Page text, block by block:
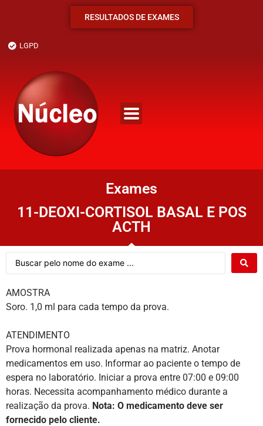
RESULTADOS DE EXAMES
LGPD
Exames
11-DEOXI-CORTISOL BASAL E POS
ACTH
AMOSTRA
Soro. 1,0 ml para cada tempo da prova.
ATENDIMENTO
Prova hormonal realizada apenas na matriz. Anotar
medicamentos em uso. Informar ao paciente o tempo de
espera no laboratório. Iniciar a prova entre 07:00 e 09:00
horas. Necessita acompanhamento médico durante a
realização da prova. Nota: O medicamento deve ser
fornecido pelo cliente.